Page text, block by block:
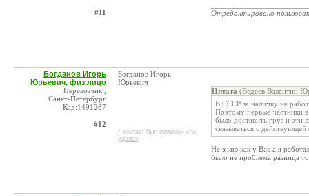
#11
Отредактировано
Богданов Игорь
Юрьевич, физ.лицо
Перевозчик ,
Санкт-Петербург
Код:1491287
#12
Богданов Игорь
Юрьевич
* контакт был изменен или
удален
Цитата (Ведеев Валентин
В СССР за наличку не
Поэтому первые частники
было доставить груз и эти
связываться с
Не знаю как у Вас а я
было не проблема разница